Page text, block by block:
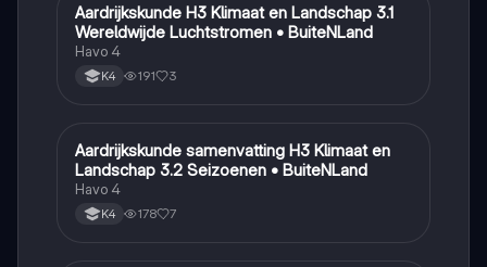
Aardrijkskunde
Aardrijkskunde H3 Klimaat en Landschap 3.1
Wereldwijde Luchtstromen • BuiteNLand
Havo 4
K4 191 3
Aardrijkskunde
Aardrijkskunde samenvatting H3 Klimaat en
Landschap 3.2 Seizoenen • BuiteNLand
Havo 4
K4 178 7